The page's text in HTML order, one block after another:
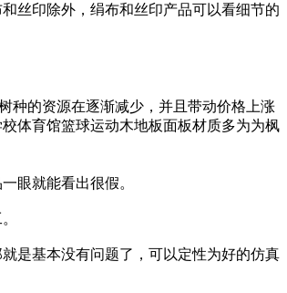
丝印除外，绢布和丝印产品可以看细节的
种的资源在逐渐减少，并且带动价格上涨
体育馆篮球运动木地板面板材质多为为枫
眼就能看出很假。
是基本没有问题了，可以定性为好的仿真